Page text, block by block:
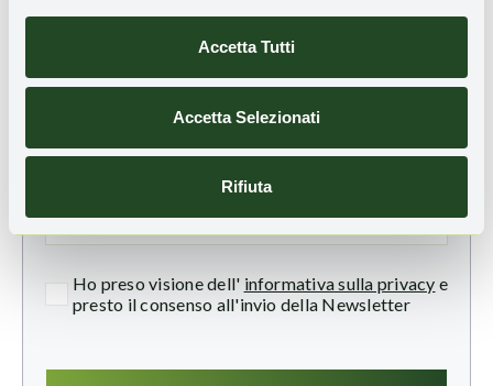
Accetta Tutti
Accetta Selezionati
Rifiuta
TI È PIACIUTO QUESTO ARTICOLO?
Iscriviti alla nostra newsletter
Ho preso visione dell' informativa sulla privacy e
presto il consenso all'invio della Newsletter